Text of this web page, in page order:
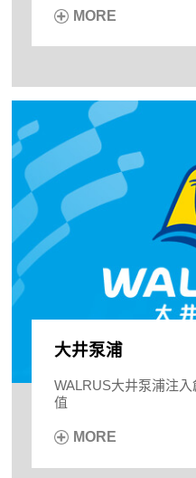
MORE
大井泵浦
WALRUS大井泵浦注
值
MORE